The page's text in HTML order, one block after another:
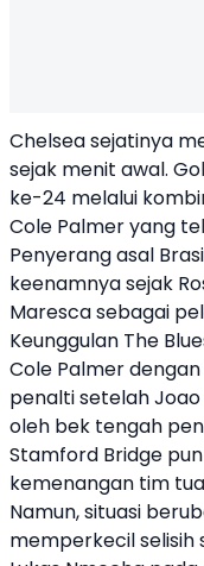
Chelsea sejatinya
sejak menit awal.
ke-24 melalui
Cole Palmer yang
Penyerang asal
keenamnya sejak
Maresca sebagai
Keunggulan The
Cole Palmer
penalti setelah
oleh bek tengah
Stamford Bridge
kemenangan tim
Namun, situasi
memperkecil